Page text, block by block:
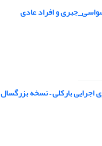
و افراد عادی
اجرایی بارکلی – نسخه بزرگسال